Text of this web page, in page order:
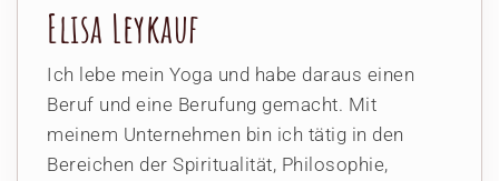
Elisa Leykauf
Ich lebe mein Yoga und habe daraus einen
Beruf und eine Berufung gemacht. Mit
meinem Unternehmen bin ich tätig in den
Bereichen der Spiritualität, Philosophie,